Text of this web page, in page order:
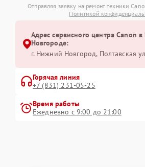
Отправляя заявку на ремонт техники
Политикой
Адрес сервисного центра Canon
Новгороде:
г. Нижний Новгород, Полтавская
Горячая линия
+7 (831) 231-05-25
Время работы
Ежедневно с 9:00 до 21:00